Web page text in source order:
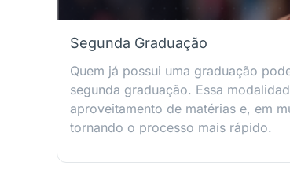
Segunda Graduação
Quem já possui uma graduação
segunda graduação. Essa
aproveitamento de matérias e, em
tornando o processo mais rápido.